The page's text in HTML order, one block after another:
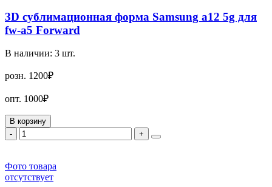
3D сублимационная форма Samsung a12 5g для
fw-a5 Forward
В наличии: 3 шт.
розн. 1200₽
опт. 1000₽
В корзину
-
+
Фото товара
отсутствует